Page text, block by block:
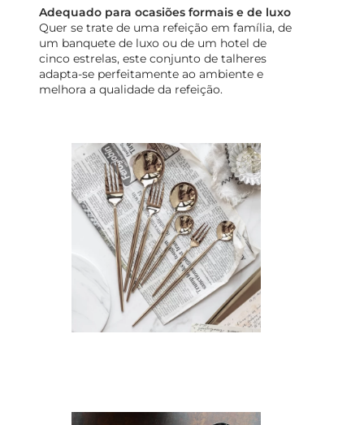
Adequado para ocasiões formais e de luxo
Quer se trate de uma refeição em família, de
um banquete de luxo ou de um hotel de
cinco estrelas, este conjunto de talheres
adapta-se perfeitamente ao ambiente e
melhora a qualidade da refeição.